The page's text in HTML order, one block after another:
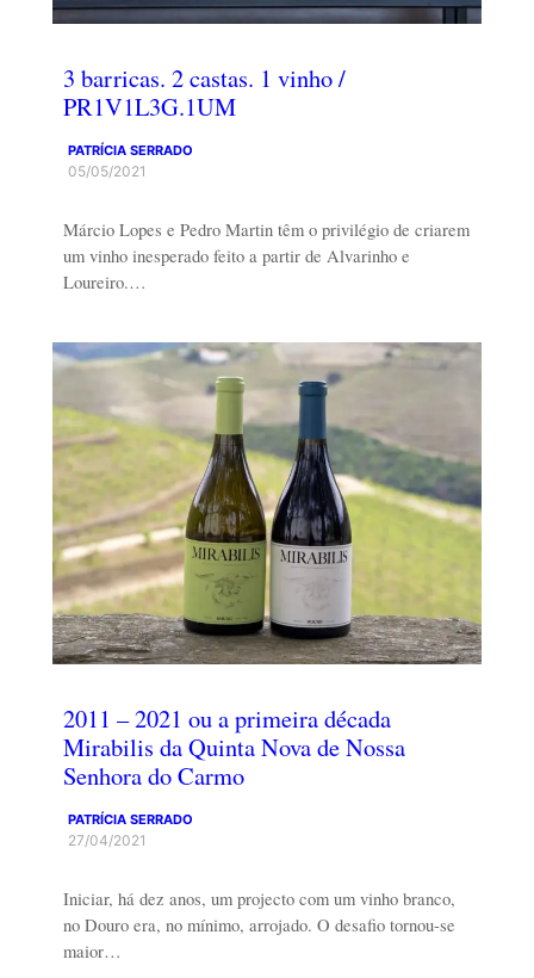
3 barricas. 2 castas. 1 vinho /
PR1V1L3G.1UM
PATRÍCIA SERRADO
05/05/2021
Márcio Lopes e Pedro Martin têm o privilégio de criarem
um vinho inesperado feito a partir de Alvarinho e
Loureiro.…
2011 – 2021 ou a primeira década
Mirabilis da Quinta Nova de Nossa
Senhora do Carmo
PATRÍCIA SERRADO
27/04/2021
Iniciar, há dez anos, um projecto com um vinho branco,
no Douro era, no mínimo, arrojado. O desafio tornou-se
maior…